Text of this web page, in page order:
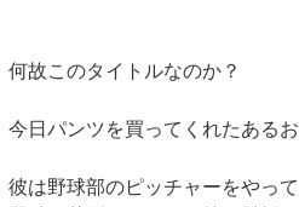
何故このタイトルなのか？
今日パンツを買ってくれたあるお
彼は野球部のピッチャーをやっ